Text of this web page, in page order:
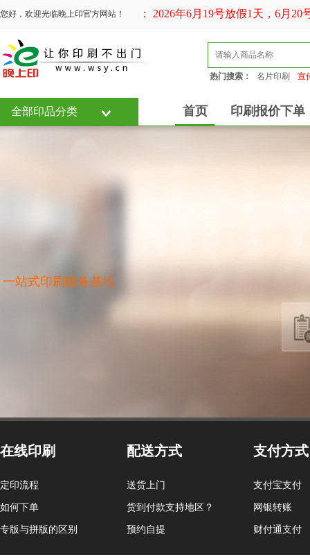
您好，欢迎光临晚上印官方网站！
端午放假通知： 2026年6月19号放假1天，6月20号
热门搜索： 名片印刷 宣
全部印品分类 首页 印刷报价下单
一站式印刷服务基地
在线印刷
定印流程
如何下单
专版与拼版的区别
配送方式
送货上门
货到付款支持地区？
预约自提
支付方式
支付宝支付
网银转账
财付通支付